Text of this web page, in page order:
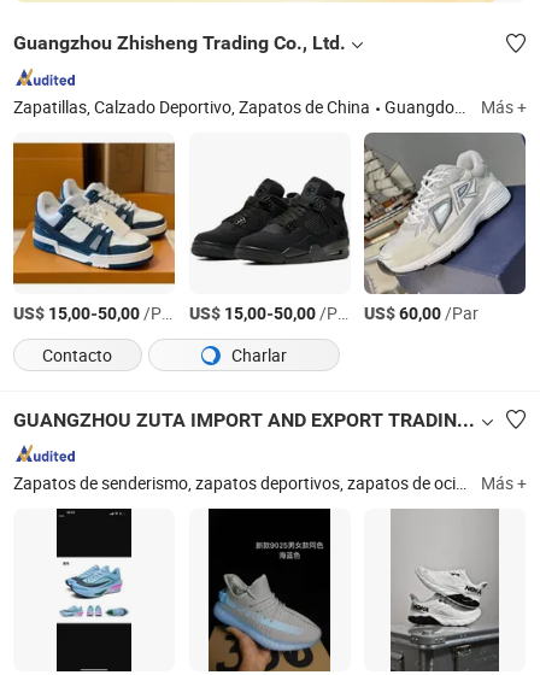
Guangzhou Zhisheng Trading Co., Ltd.
Zapatillas, Calzado Deportivo, Zapatos de China Guangdong Más +
US$ 15,00-50,00/Par US$ 15,00-50,00/Par US$60,00/Par
Contacto
Charlar
GUANGZHOU ZUTA IMPORT AND EXPORT TRADING CO., LTD.
Zapatos de senderismo, zapatos deportivos, zapatos de ocio, zapatos de moda, pantuflas, zapatos vulcanizados, zapatos de lona, zapatos para niños, calzado, zapatos casuales Más +